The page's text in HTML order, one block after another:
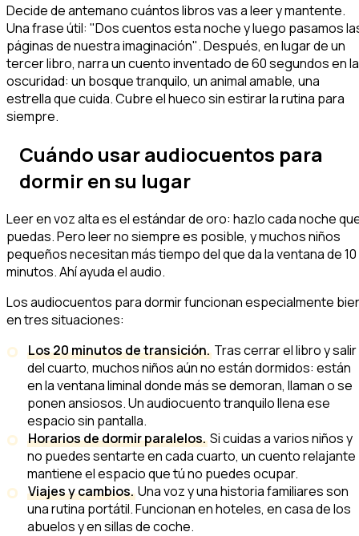
Decide de antemano cuántos libros vas a leer y mantente.
Una frase útil: "Dos cuentos esta noche y luego pasamos
páginas de nuestra imaginación". Después, en lugar de un
tercer libro, narra un cuento inventado de 60 segundos en la
oscuridad: un bosque tranquilo, un animal amable, una
estrella que cuida. Cubre el hueco sin estirar la rutina para
siempre.
Cuándo usar audiocuentos para
dormir en su lugar
Leer en voz alta es el estándar de oro: hazlo cada noche
puedas. Pero leer no siempre es posible, y muchos niños
pequeños necesitanmástiempo del que da la ventana de 10
minutos. Ahí ayuda el audio.
Los audiocuentos para dormir funcionan especialmente
en tres situaciones:
Los 20 minutos de transición.Tras cerrar el libro y salir
del cuarto, muchos niños aún no están dormidos: están
en la ventana liminal donde más se demoran, llaman o se
ponen ansiosos. Un audiocuento tranquilo llena ese
espacio sin pantalla.
Horarios de dormir paralelos.Si cuidas a varios niños y
no puedes sentarte en cada cuarto, un cuento relajante
mantiene el espacio que tú no puedes ocupar.
Viajes y cambios.Una voz y una historia familiares son
una rutina portátil. Funcionan en hoteles, en casa de los
abuelos y en sillas de coche.